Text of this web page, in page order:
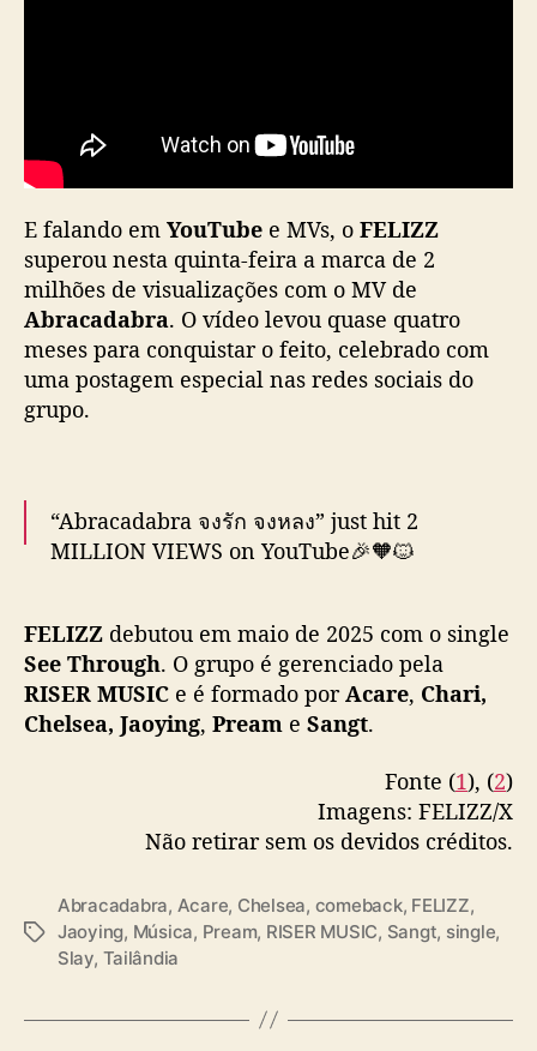
d
o
V
d
e
“
A
a
d
a
a
”
E falando em YouTube e MVs, o FELIZZ
superou nesta quinta-feira a marca de 2
milhões de visualizações com o MV de
Abracadabra. O vídeo levou quase quatro
meses para conquistar o feito, celebrado com
uma postagem especial nas redes sociais do
grupo.
“Abracadabra จงรัก จงหลง” just hit 2
MILLION VIEWS on YouTube🎉🧡🐱
🎧 All Streaming Platforms
🔗 Official MV | YouTube :
FELIZZhttps://t.co/j0MfT6hd7z#FELIZZ
— FELIZZ (@FELIZZOfficial_)December 18,
FELIZZ debutou em maio de 2025 com o single
See Through. O grupo é gerenciado pela
RISER MUSIC e é formado porAcare, Chari,
Chelsea, Jaoying, Pream e Sangt.
Fonte (1), (2)
Imagens: FELIZZ/X
Não retirar sem os devidos créditos.
T
Abracadabra, Acare, Chelsea, comeback, FELIZZ,
Jaoying, Música, Pream, RISER MUSIC, Sangt, single,
Slay, Tailândia